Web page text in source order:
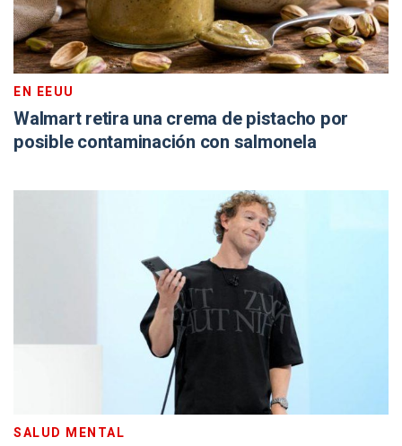
EN EEUU
Walmart retira una crema de pistacho por
posible contaminación con salmonela
SALUD MENTAL